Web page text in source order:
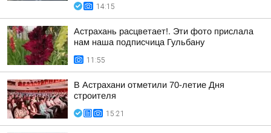
14:15
Астрахань расцветает!. Эти фото прислала
нам наша подписчица Гульбану
11:55
В Астрахани отметили 70-летие Дня
строителя
15:21